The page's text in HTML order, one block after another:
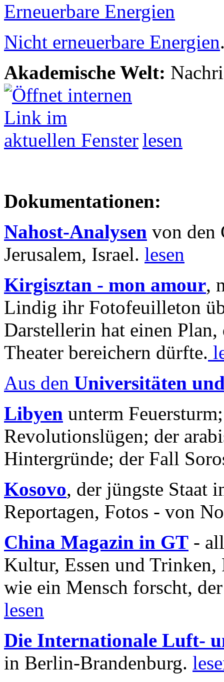
Erneuerbare Energien
Nicht erneuerbare Energien
Akademische Welt:
lesen
Dokumentationen:
Nahost-Analysen von den
Jerusalem, Israel. lesen
Kirgisztan - mon amour,
Lindig ihr Fotofeuilleton
Darstellerin hat einen Plan,
Theater bereichern dürfte.
Aus den Universitäten
Libyen unterm
Revolutionslügen; der
Hintergründe; der Fall
Kosovo, der jüngste Staat
Reportagen, Fotos - von
China Magazin in GT -
Kultur, Essen und
wie ein Mensch forscht,
lesen
Die Internationale Luft-
in Berlin-Brandenburg.